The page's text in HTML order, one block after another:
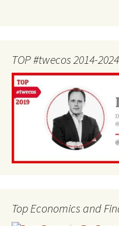
TOP #twecos 2014-2024
Top Economics and